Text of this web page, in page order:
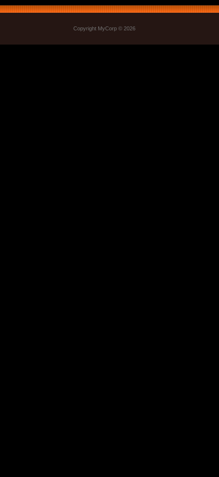
Copyright MyCorp © 2026